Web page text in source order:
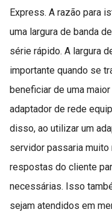
Express. A razão para
uma largura de banda
série rápido. A largura
importante quando se
beneficiar de uma
adaptador de rede
disso, ao utilizar um
servidor passaria
respostas do cliente
necessárias. Isso
sejam atendidos em